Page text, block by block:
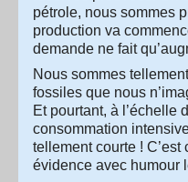
pétrole, nous sommes
production va
demande ne fait
Nous sommes
fossiles que nous
Et pourtant, à l’échelle
consommation
tellement courte ! C’est
évidence avec humour